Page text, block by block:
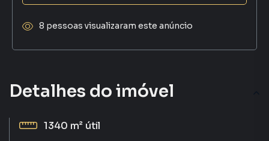
Detalhes do imóvel
1340 m² útil
8 pessoas visualizaram este anúncio